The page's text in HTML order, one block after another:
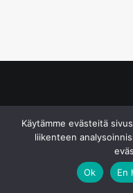
Käytämme evästeitä
liikenteen
Ok
En